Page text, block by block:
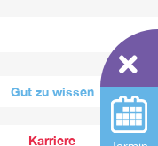
Gut zu wissen
Karriere